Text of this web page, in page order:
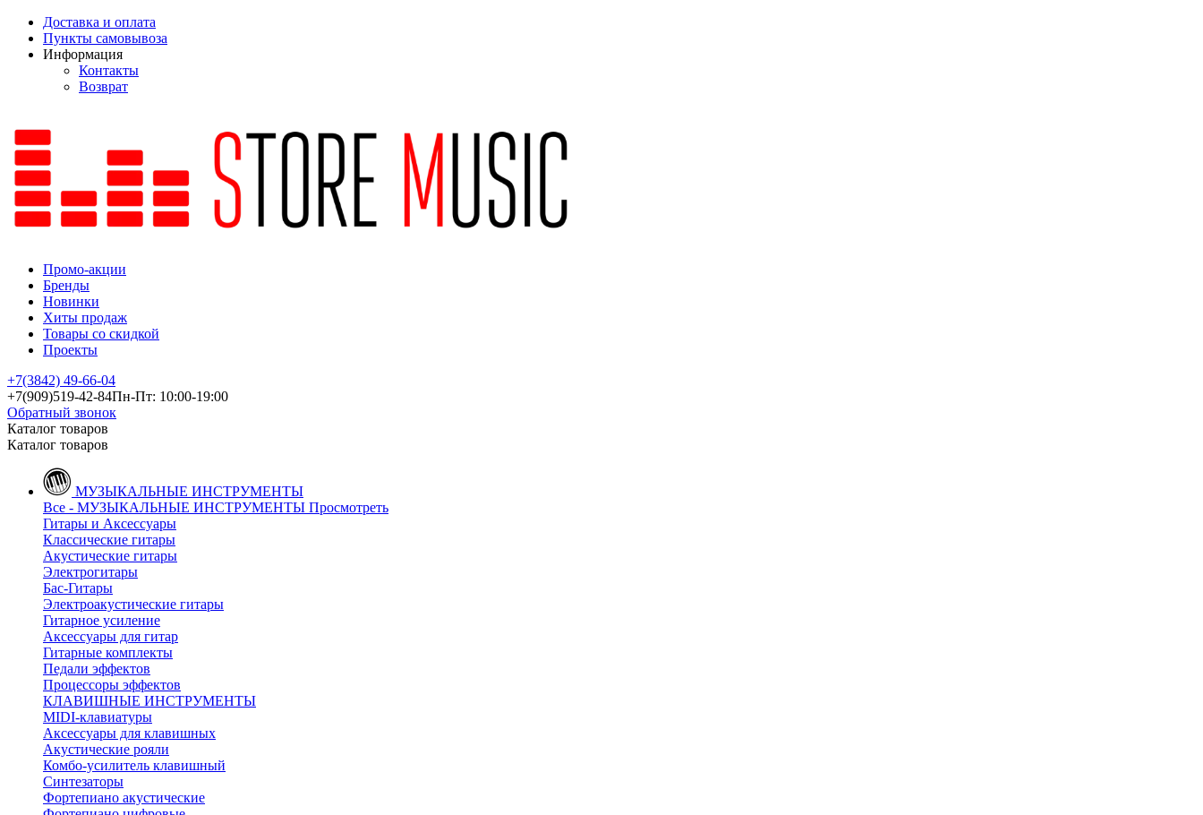
Доставка и оплата
Пункты самовывоза
Информация
Контакты
Возврат
Промо-акции
Бренды
Новинки
Хиты продаж
Товары со скидкой
Проекты
+7(3842) 49-66-04
+7(909)519-42-84Пн-Пт: 10:00-19:00
Обратный звонок
Каталог товаров
Каталог товаров
МУЗЫКАЛЬНЫЕ ИНСТРУМЕНТЫ
Все - МУЗЫКАЛЬНЫЕ ИНСТРУМЕНТЫ Просмотреть
Гитары и Аксессуары
Классические гитары
Акустические гитары
Электрогитары
Бас-Гитары
Электроакустические гитары
Гитарное усиление
Аксессуары для гитар
Гитарные комплекты
Педали эффектов
Процессоры эффектов
КЛАВИШНЫЕ ИНСТРУМЕНТЫ
MIDI-клавиатуры
Аксессуары для клавишных
Акустические рояли
Комбо-усилитель клавишный
Синтезаторы
Фортепиано акустические